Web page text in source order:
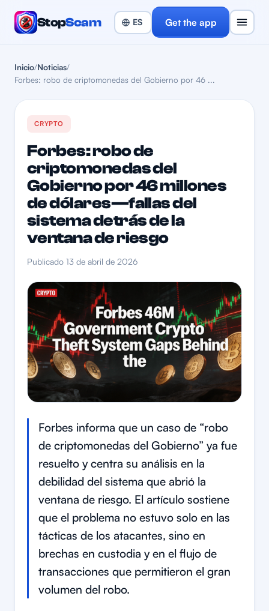
StopScam Get the app
Inicio/Noticias/
Forbes: robo de criptomonedas del Gobierno por 46 ...
CRYPTO
Forbes: robo de
criptomonedas del
Gobierno por 46 millones
de dólares—fallas del
sistema detrás de la
ventana de riesgo
Publicado 13 de abril de 2026
Forbes informa que un caso de “robo
de criptomonedas del Gobierno” ya fue
resuelto y centra su análisis en la
debilidad del sistema que abrió la
ventana de riesgo. El artículo sostiene
que el problema no estuvo solo en las
tácticas de los atacantes, sino en
brechas en custodia y en el flujo de
transacciones que permitieron el gran
volumen del robo.